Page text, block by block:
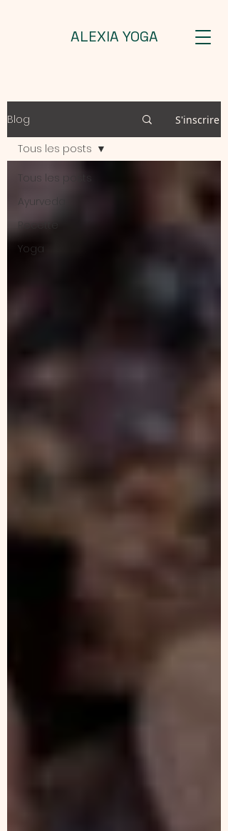
ALEXIA YOGA
Blog S'inscrire
Tous les posts
Ayurveda
Recette
Yoga
Tous les posts